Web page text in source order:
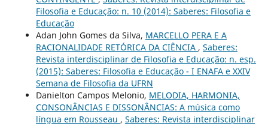
Filosofia e Educação: n. 10 (2014): Saberes: Filosofia e
Educação
Adan John Gomes da Silva, MARCELLO PERA E A
RACIONALIDADE RETÓRICA DA CIÊNCIA , Saberes:
Revista interdisciplinar de Filosofia e Educação: n. esp.
(2015): Saberes: Filosofia e Educação - I ENAFA e XXIV
Semana de Filosofia da UFRN
Danielton Campos Melonio, MELODIA, HARMONIA,
CONSONÂNCIAS E DISSONÂNCIAS: A música como
língua em Rousseau , Saberes: Revista interdisciplinar